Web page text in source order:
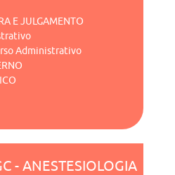
E JULGAMENTO
Administrativo
- ANESTESIOLOGIA